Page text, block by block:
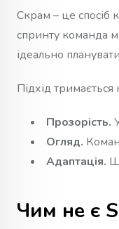
Скрам – це спосіб
спринту команда
ідеально
Підхід
Прозорість.
Огляд.
Адаптація.
Чим не є